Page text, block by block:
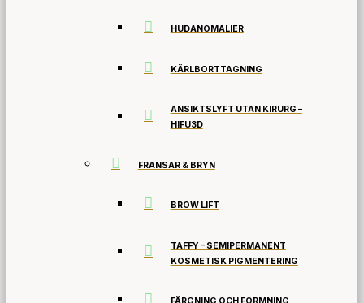
HUDANOMALIER
KÄRLBORTTAGNING
ANSIKTSLYFT UTAN KIRURG –
HIFU3D
FRANSAR & BRYN
BROW LIFT
TAFFY – SEMIPERMANENT
KOSMETISK PIGMENTERING